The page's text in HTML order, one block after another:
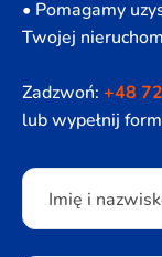
• Pomagamy
Twojej
Zadzwoń: +48
lub wypełnij
Please leave this
Imię i